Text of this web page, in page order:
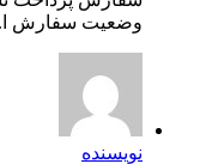
وضعیت سفارش
نویسنده